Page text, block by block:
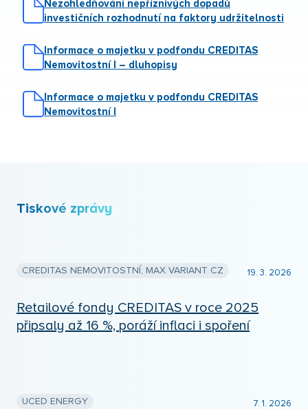
Nezohledňování nepříznivých dopadů
investičních rozhodnutí na faktory udržitelnosti
Informace o majetku v podfondu CREDITAS
Nemovitostní I – dluhopisy
Informace o majetku v podfondu CREDITAS
Nemovitostní I
Tiskové zprávy
CREDITAS NEMOVITOSTNÍ, MAX VARIANT CZ 19. 3. 2026
Retailové fondy CREDITAS v roce 2025
připsaly až 16 %, poráží inflaci i spoření
UCED ENERGY 7. 1. 2026